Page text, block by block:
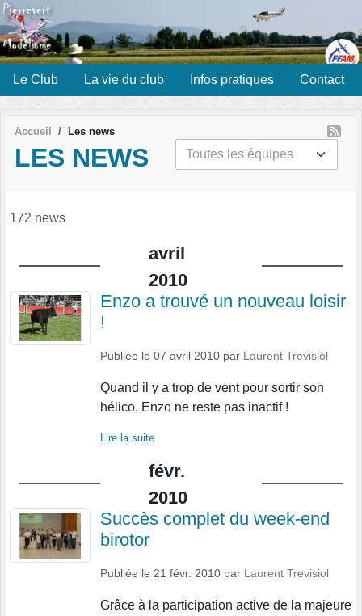
Le Club La vie du club Infos pratiques Contact
Accueil Les news
LES NEWS
172 news
avril
2010
Enzo a trouvé un nouveau loisir
!
Publiée le 07 avril 2010 par Laurent Trevisiol
Quand il y a trop de vent pour sortir son
hélico, Enzo ne reste pas inactif !
Lire la suite
févr.
2010
Succès complet du week-end
birotor
Publiée le 21 févr. 2010 par Laurent Trevisiol
Grâce à la participation active de la majeure
Panneau de gestion des cookies